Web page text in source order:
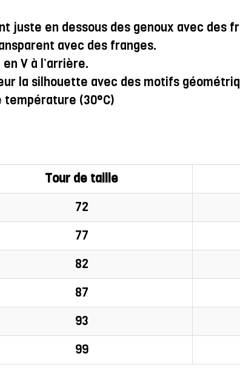
juste en dessous des genoux avec des
avec des franges.
V à l’arrière.
la silhouette avec des motifs
température (30°C)
Tour de taille
72
77
82
87
93
99